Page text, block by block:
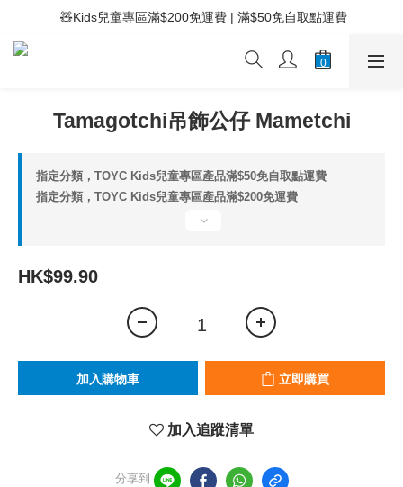
⚡滿$400免運費 | 滿$200免Easy Trade自取點運費
🧸Kids兒童專區滿$200免運費 | 滿$50免自取點運費
⚡滿$400免運費 | 滿$200免Easy Trade自取點運費
Tamagotchi吊飾公仔 Mametchi
指定分類，TOYC Kids兒童專區產品滿$50免自取點運費
指定分類，TOYC Kids兒童專區產品滿$200免運費
HK$99.90
加入購物車 立即購買
加入追蹤清單
分享到